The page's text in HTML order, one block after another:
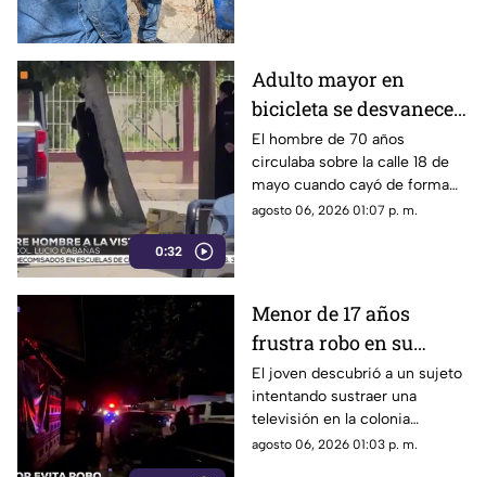
0:32
Adulto mayor en
bicicleta se desvanece y
pierde la vida en la
colonia Lucio Cabañas
El hombre de 70 años
circulaba sobre la calle 18 de
mayo cuando cayó de forma
repentina; paramédicos
agosto 06, 2026 01:07 p. m.
Menor de 17 años
frustra robo en su
domicilio de
Cuauhtémoc; resulta
herido de la mano
El joven descubrió a un sujeto
intentando sustraer una
televisión en la colonia
Reforma; tras forcejear con el
agosto 06, 2026 01:03 p. m.